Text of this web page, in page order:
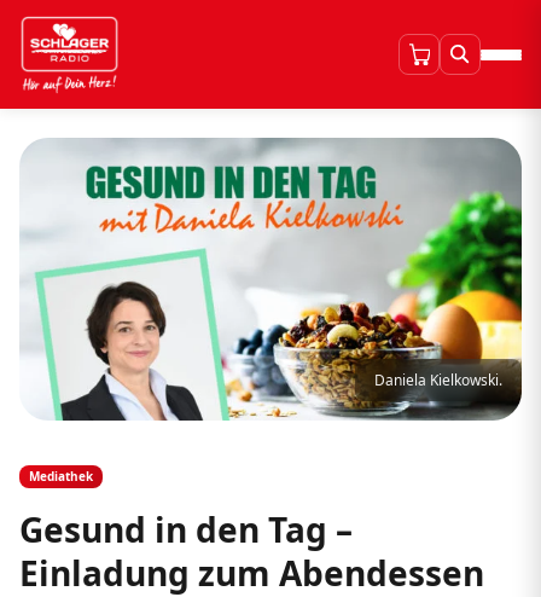
Daniela Kielkowski.
Mediathek
Gesund in den Tag –
Einladung zum Abendessen